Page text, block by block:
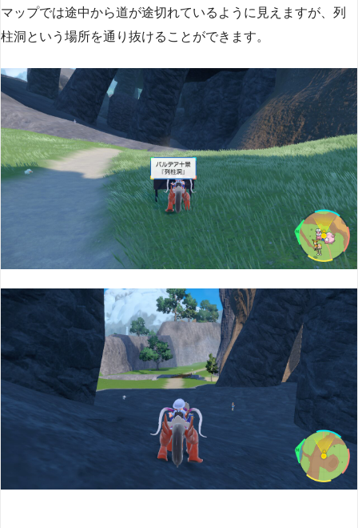
マップでは途中から道が途切れているように見えますが、列
柱洞という場所を通り抜けることができます。